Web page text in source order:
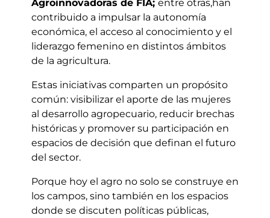
Agroinnovadoras de FIA; entre otras,han
contribuido a impulsar la autonomía
económica, el acceso al conocimiento y el
liderazgo femenino en distintos ámbitos
de la agricultura.
Estas iniciativas comparten un propósito
común: visibilizar el aporte de las mujeres
al desarrollo agropecuario, reducir brechas
históricas y promover su participación en
espacios de decisión que definan el futuro
del sector.
Porque hoy el agro no solo se construye en
los campos, sino también en los espacios
donde se discuten políticas públicas,